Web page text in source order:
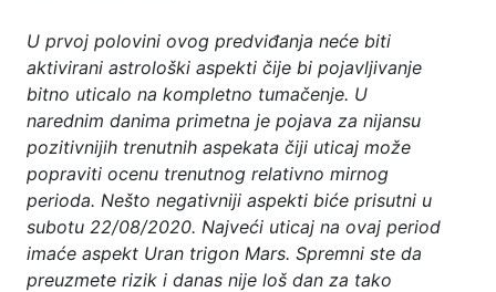
U prvoj polovini ovog predviđanja neće biti
aktivirani astrološki aspekti čije bi pojavljivanje
bitno uticalo na kompletno tumačenje. U
narednim danima primetna je pojava za nijansu
pozitivnijih trenutnih aspekata čiji uticaj može
popraviti ocenu trenutnog relativno mirnog
perioda. Nešto negativniji aspekti biće prisutni u
subotu 22/08/2020. Najveći uticaj na ovaj period
imaće aspekt Uran trigon Mars. Spremni ste da
preuzmete rizik i danas nije loš dan za tako